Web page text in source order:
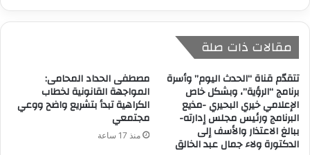
مقالات ذات صلة
تتقدّم قناة “الحدث اليوم” وأسرة
برنامج “الرؤية”، وبشكل خاص
الإعلامي خيري البحيري -مذيع
البرنامج ورئيس مجلس إدارته-
ببالغ الاعتذار والأسف إلى
الدكتورة ولاء جمال عبد الخالق
مصطفى الحداد المحامى:
المواجهة القانونية لخطاب
الكراهية تبدأ بتشريع واضح ووعي
مجتمعي
منذ 17 ساعة